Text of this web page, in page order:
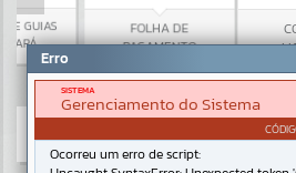
FOLHA DE
PAGAMENTO
Erro
SISTEMA
Gerenciamento do Sistema
Ocorreu um erro de script: